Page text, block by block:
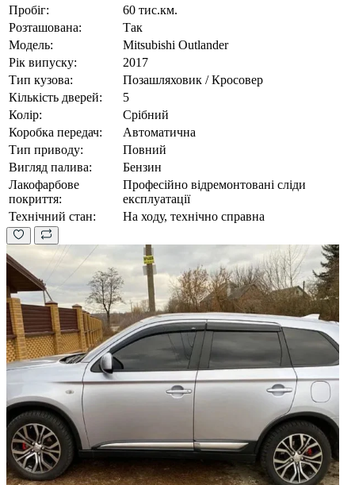
Пробіг:
60 тис.км.
Розташована:
Так
Модель:
Mitsubishi Outlander
Рік випуску:
2017
Тип кузова:
Позашляховик / Кросовер
Кількість дверей:
5
Колір:
Срібний
Коробка передач:
Автоматична
Тип приводу:
Повний
Вигляд палива:
Бензин
Лакофарбове
покриття:
Професійно відремонтовані сліди
експлуатації
Технічний стан:
На ходу, технічно справна